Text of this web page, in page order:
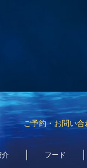
ご予約・お問い合
介 フード